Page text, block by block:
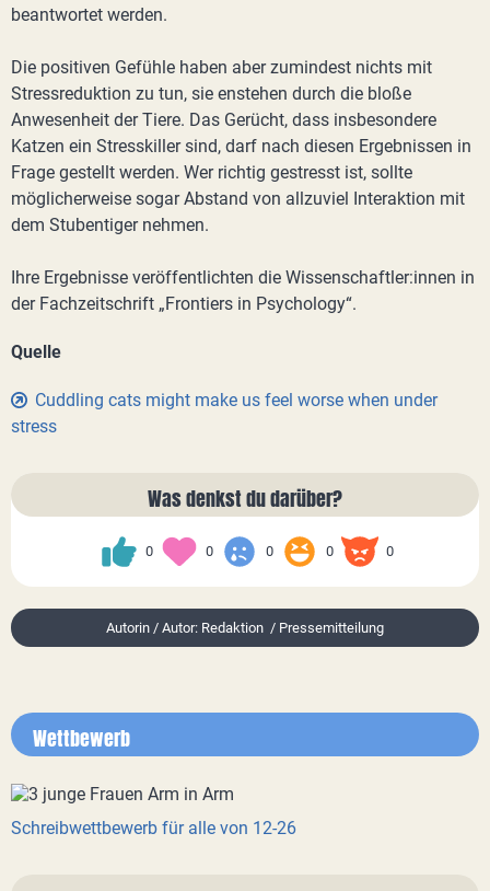
beantwortet werden.
Die positiven Gefühle haben aber zumindest nichts mit
Stressreduktion zu tun, sie enstehen durch die bloße
Anwesenheit der Tiere. Das Gerücht, dass insbesondere
Katzen ein Stresskiller sind, darf nach diesen Ergebnissen in
Frage gestellt werden. Wer richtig gestresst ist, sollte
möglicherweise sogar Abstand von allzuviel Interaktion mit
dem Stubentiger nehmen.
Ihre Ergebnisse veröffentlichten die Wissenschaftler:innen in
der Fachzeitschrift „Frontiers in Psychology“.
Quelle
Cuddling cats might make us feel worse when under
stress
Was denkst du darüber?
0 0 0 0 0
Autorin / Autor: Redaktion / Pressemitteilung
Wettbewerb
Schreibwettbewerb für alle von 12-26